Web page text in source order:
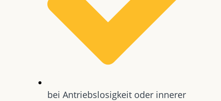
bei Antriebslosigkeit oder innerer